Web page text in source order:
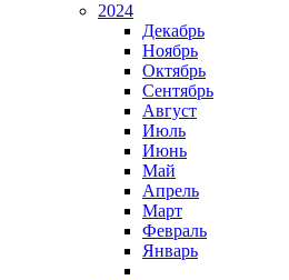
2024
Декабрь
Ноябрь
Октябрь
Сентябрь
Август
Июль
Июнь
Май
Апрель
Март
Февраль
Январь